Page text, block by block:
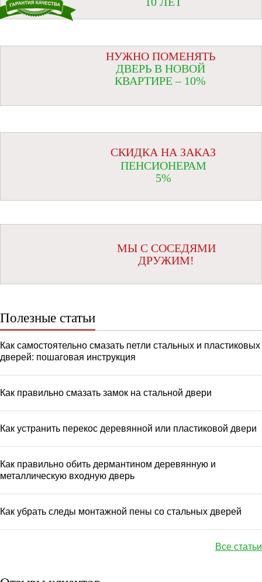
НУЖНО ПОМЕНЯТЬ
ДВЕРЬ В НОВОЙ
КВАРТИРЕ – 10%
СКИДКА НА ЗАКАЗ
ПЕНСИОНЕРАМ
5%
МЫ С СОСЕДЯМИ
ДРУЖИМ!
Полезные статьи
Как самостоятельно смазать петли стальных и пластиковых
дверей: пошаговая инструкция
Как правильно смазать замок на стальной двери
Как устранить перекос деревянной или пластиковой двери
Как правильно обить дермантином деревянную и
металлическую входную дверь
Как убрать следы монтажной пены со стальных дверей
Все статьи